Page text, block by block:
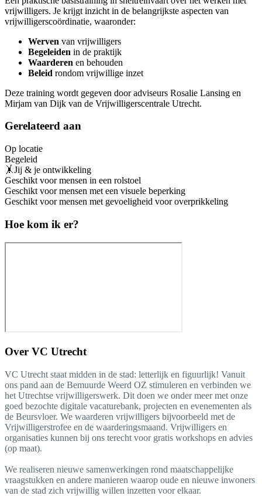
vrijwilligers. Je krijgt inzicht in de belangrijkste aspecten van
vrijwilligerscoördinatie, waaronder:
Werven van vrijwilligers
Begeleiden in de praktijk
Waarderen en behouden
Beleid rondom vrijwillige inzet
Deze training wordt gegeven door adviseurs Rosalie Lansing en
Mirjam van Dijk van de Vrijwilligerscentrale Utrecht.
Gerelateerd aan
Op locatie
Begeleid
🤸Jij & je ontwikkeling
Geschikt voor mensen in een rolstoel
Geschikt voor mensen met een visuele beperking
Geschikt voor mensen met gevoeligheid voor overprikkeling
Hoe kom ik er?
Over VC Utrecht
VC Utrecht staat midden in de stad: letterlijk en figuurlijk! Vanuit
ons pand aan de Bemuurde Weerd OZ stimuleren en verbinden we
het Utrechtse vrijwilligerswerk. Dit doen we onder meer met onze
goed bezochte digitale vacaturebank, projecten en evenementen als
de Beursvloer. We waarderen vrijwilligers bijvoorbeeld met de
Vrijwilligerstrofee en de waarderingsmaand. Vrijwilligers en
organisaties kunnen bij ons terecht voor gratis workshops en advies
(op maat).
We realiseren nieuwe samenwerkingen rond maatschappelijke
vraagstukken en andere manieren waarop oude en nieuwe inwoners
van de stad zich vrijwillig willen inzetten voor elkaar.